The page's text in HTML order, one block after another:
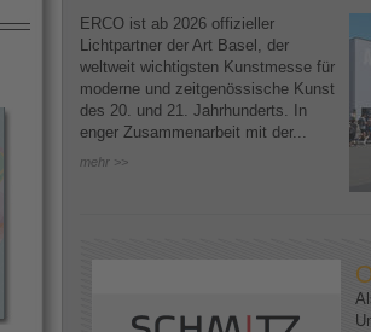
ERCO ist ab 2026 offizieller
Lichtpartner der Art Basel, der
weltweit wichtigsten Kunstmesse für
moderne und zeitgenössische Kunst
des 20. und 21. Jahrhunderts. In
enger Zusammenarbeit mit der...
mehr >>